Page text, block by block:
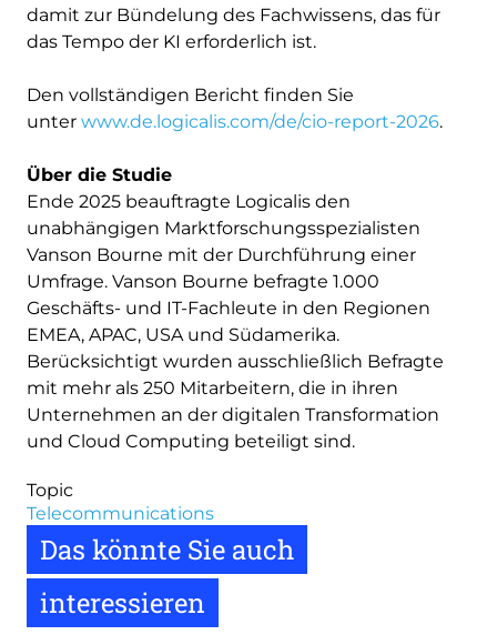
damit zur Bündelung des Fachwissens, das für
das Tempo der KI erforderlich ist.
Den vollständigen Bericht finden Sie
unter www.de.logicalis.com/de/cio-report-2026.
Über die Studie
Ende 2025 beauftragte Logicalis den
unabhängigen Marktforschungsspezialisten
Vanson Bourne mit der Durchführung einer
Umfrage. Vanson Bourne befragte 1.000
Geschäfts- und IT-Fachleute in den Regionen
EMEA, APAC, USA und Südamerika.
Berücksichtigt wurden ausschließlich Befragte
mit mehr als 250 Mitarbeitern, die in ihren
Unternehmen an der digitalen Transformation
und Cloud Computing beteiligt sind.
Topic
Telecommunications
Das könnte Sie auch
interessieren